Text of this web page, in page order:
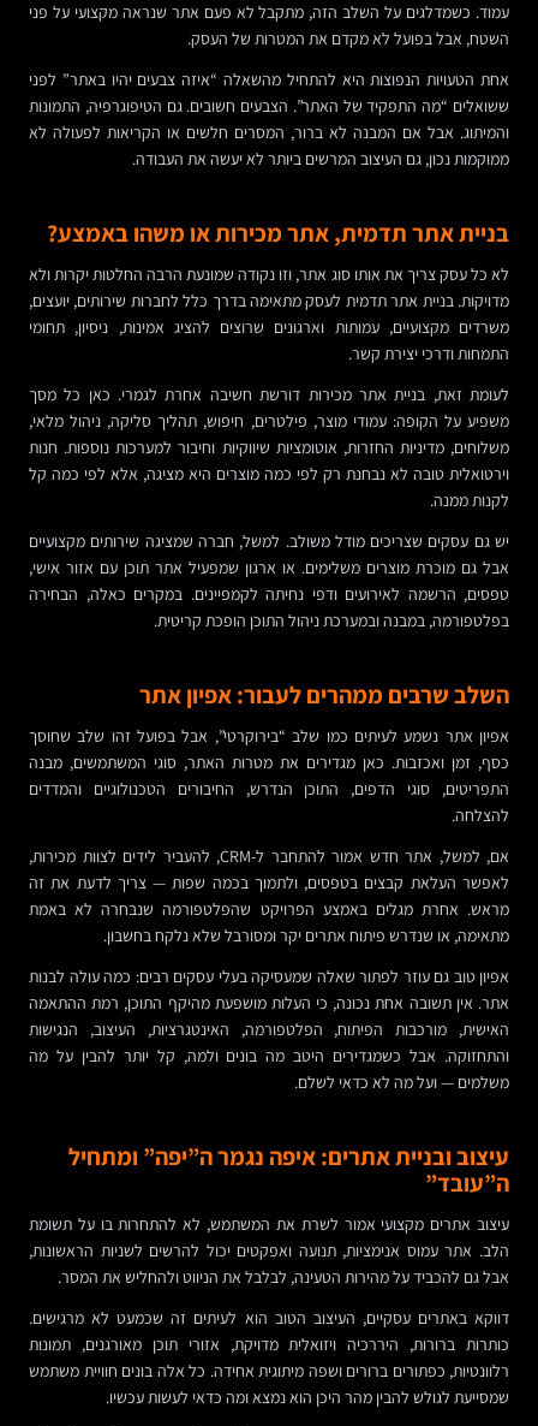
עמוד. כשמדלגים על השלב הזה, מתקבל לא פעם אתר שנראה מקצועי על פני
השטח, אבל בפועל לא מקדם את המטרות של העסק.
אחת הטעויות הנפוצות היא להתחיל מהשאלה “איזה צבעים יהיו באתר” לפני
ששואלים “מה התפקיד של האתר”. הצבעים חשובים. גם הטיפוגרפיה, התמונות
והמיתוג. אבל אם המבנה לא ברור, המסרים חלשים או הקריאות לפעולה לא
ממוקמות נכון, גם העיצוב המרשים ביותר לא יעשה את העבודה.
בניית אתר תדמית, אתר מכירות או משהו באמצע?
לא כל עסק צריך את אותו סוג אתר, וזו נקודה שמונעת הרבה החלטות יקרות ולא
מדויקות. בניית אתר תדמית לעסק מתאימה בדרך כלל לחברות שירותים, יועצים,
משרדים מקצועיים, עמותות וארגונים שרוצים להציג אמינות, ניסיון, תחומי
התמחות ודרכי יצירת קשר.
לעומת זאת, בניית אתר מכירות דורשת חשיבה אחרת לגמרי. כאן כל מסך
משפיע על הקופה: עמודי מוצר, פילטרים, חיפוש, תהליך סליקה, ניהול מלאי,
משלוחים, מדיניות החזרות, אוטומציות שיווקיות וחיבור למערכות נוספות. חנות
וירטואלית טובה לא נבחנת רק לפי כמה מוצרים היא מציגה, אלא לפי כמה קל
לקנות ממנה.
יש גם עסקים שצריכים מודל משולב. למשל, חברה שמציגה שירותים מקצועיים
אבל גם מוכרת מוצרים משלימים. או ארגון שמפעיל אתר תוכן עם אזור אישי,
טפסים, הרשמה לאירועים ודפי נחיתה לקמפיינים. במקרים כאלה, הבחירה
בפלטפורמה, במבנה ובמערכת ניהול התוכן הופכת קריטית.
השלב שרבים ממהרים לעבור: אפיון אתר
אפיון אתר נשמע לעיתים כמו שלב “בירוקרטי”, אבל בפועל זהו שלב שחוסך
כסף, זמן ואכזבות. כאן מגדירים את מטרות האתר, סוגי המשתמשים, מבנה
התפריטים, סוגי הדפים, התוכן הנדרש, החיבורים הטכנולוגיים והמדדים
להצלחה.
אם, למשל, אתר חדש אמור להתחבר ל-CRM, להעביר לידים לצוות מכירות,
לאפשר העלאת קבצים בטפסים, ולתמוך בכמה שפות — צריך לדעת את זה
מראש. אחרת מגלים באמצע הפרויקט שהפלטפורמה שנבחרה לא באמת
מתאימה, או שנדרש פיתוח אתרים יקר ומסורבל שלא נלקח בחשבון.
אפיון טוב גם עוזר לפתור שאלה שמעסיקה בעלי עסקים רבים: כמה עולה לבנות
אתר. אין תשובה אחת נכונה, כי העלות מושפעת מהיקף התוכן, רמת ההתאמה
האישית, מורכבות הפיתוח, הפלטפורמה, האינטגרציות, העיצוב, הנגישות
והתחזוקה. אבל כשמגדירים היטב מה בונים ולמה, קל יותר להבין על מה
משלמים — ועל מה לא כדאי לשלם.
עיצוב ובניית אתרים: איפה נגמר ה”יפה” ומתחיל
ה”עובד”
עיצוב אתרים מקצועי אמור לשרת את המשתמש, לא להתחרות בו על תשומת
הלב. אתר עמוס אנימציות, תנועה ואפקטים יכול להרשים לשניות הראשונות,
אבל גם להכביד על מהירות הטעינה, לבלבל את הניווט ולהחליש את המסר.
דווקא באתרים עסקיים, העיצוב הטוב הוא לעיתים זה שכמעט לא מרגישים.
כותרות ברורות, היררכיה ויזואלית מדויקת, אזורי תוכן מאורגנים, תמונות
רלוונטיות, כפתורים ברורים ושפה מיתוגית אחידה. כל אלה בונים חוויית משתמש
שמסייעת לגולש להבין מהר היכן הוא נמצא ומה כדאי לעשות עכשיו.